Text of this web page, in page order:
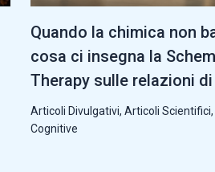
Quando la chimica non
cosa ci insegna la
Therapy sulle relazioni
Articoli Divulgativi, Articoli Scientifici,
Cognitive